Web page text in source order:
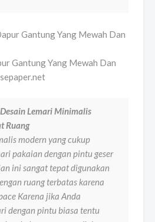
Gantung Yang Mewah Dan
Lemari Minimalis
Ruang
modern yang cukup
pakaian dengan pintu geser
ini sangat tepat digunakan
ruang terbatas karena
Karena jika Anda
dengan pintu biasa tentu